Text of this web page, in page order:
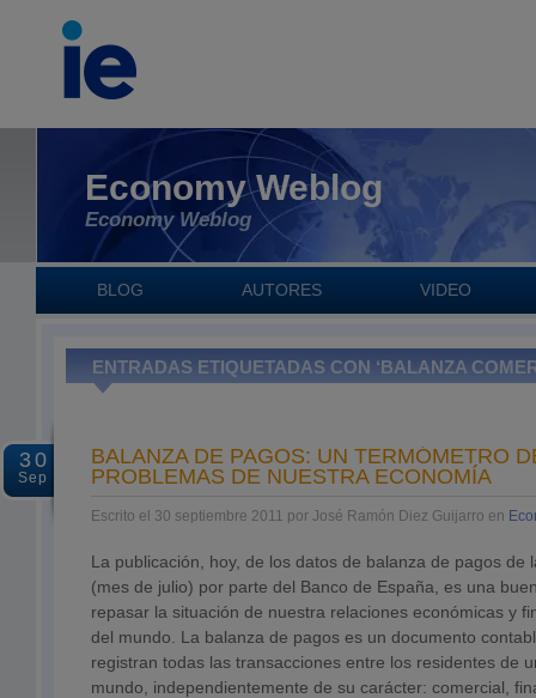
Economy Weblog
Economy Weblog
BLOG AUTORES VIDEO
ENTRADAS ETIQUETADAS CON ‘BALANZA
30
Sep
BALANZA DE PAGOS: UN TERMÓMETRO
PROBLEMAS DE NUESTRA ECONOMÍA
Escrito el 30 septiembre 2011 por José Ramón Diez Guijarro en
La publicación, hoy, de los datos de balanza de pagos de
(mes de julio) por parte del Banco de España, es una
repasar la situación de nuestra relaciones económicas y
del mundo. La balanza de pagos es un documento
registran todas las transacciones entre los residentes de
mundo, independientemente de su carácter: comercial,